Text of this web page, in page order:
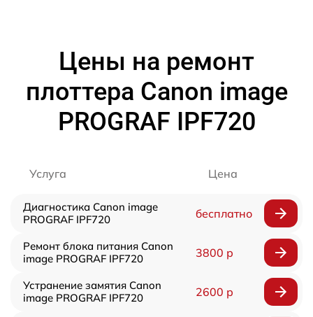
Цены на ремонт
плоттера Canon image
PROGRAF IPF720
Услуга Цена
Диагностика Canon image
PROGRAF IPF720
бесплатно
Ремонт блока питания Canon
image PROGRAF IPF720
3800 р
Устранение замятия Canon
image PROGRAF IPF720
2600 р